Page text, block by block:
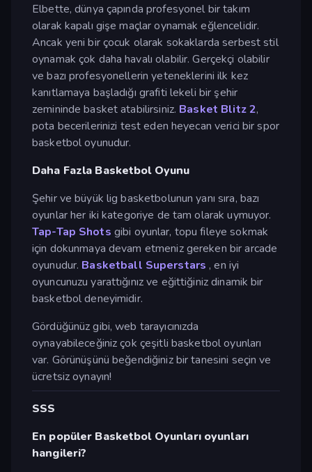
Elbette, dünya çapında profesyonel bir takım
olarak kapalı gişe maçlar oynamak eğlencelidir.
Ancak yeni bir çocuk olarak sokaklarda serbest stil
oynamak çok daha havalı olabilir. Gerçekçi olabilir
ve bazı profesyonellerin yeteneklerini ilk kez
kanıtlamaya başladığı grafiti lekeli bir şehir
zemininde basket atabilirsiniz. Basket Blitz 2,
pota becerilerinizi test eden heyecan verici bir spor
basketbol oyunudur.
Daha Fazla Basketbol Oyunu
Şehir ve büyük lig basketbolunun yanı sıra, bazı
oyunlar her iki kategoriye de tam olarak uymuyor.
Tap-Tap Shots gibi oyunlar, topu fileye sokmak
için dokunmaya devam etmeniz gereken bir arcade
oyunudur. Basketball Superstars , en iyi
oyuncunuzu yarattığınız ve eğittiğiniz dinamik bir
basketbol deneyimidir.
Gördüğünüz gibi, web tarayıcınızda
oynayabileceğiniz çok çeşitli basketbol oyunları
var. Görünüşünü beğendiğiniz bir tanesini seçin ve
ücretsiz oynayın!
SSS
En popüler Basketbol Oyunları oyunları
hangileri?